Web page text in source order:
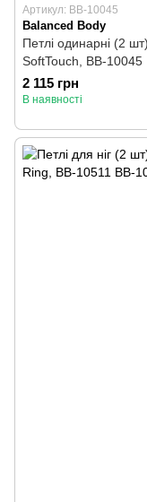
Артикул: BB-10045
Balanced Body
Петлі одинарні (2
SoftTouch, BB-10045
2 115 грн
В наявності